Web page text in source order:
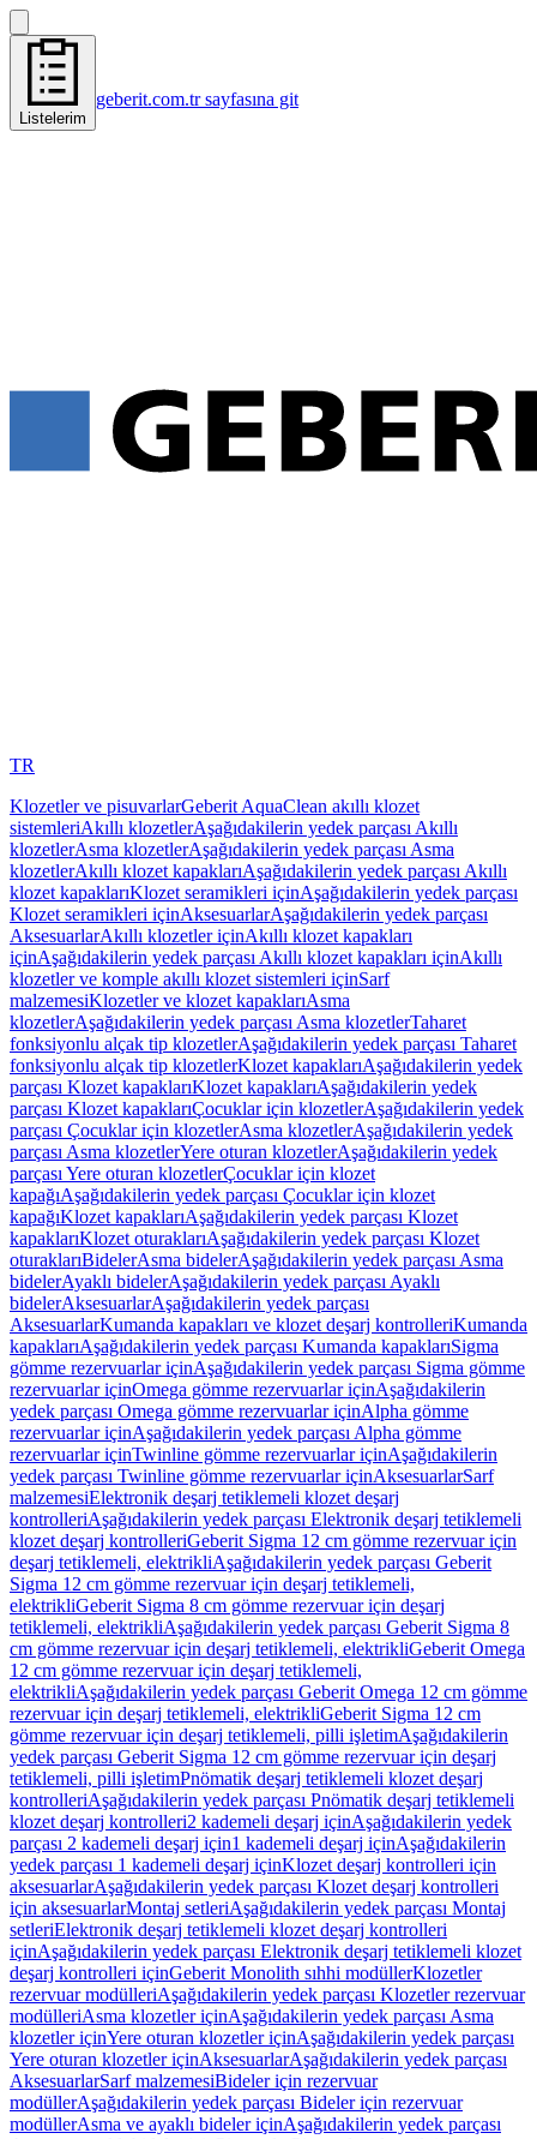
Listelerim
geberit.com.tr sayfasına git
TR
Klozetler ve pisuvarlarGeberit AquaClean akıllı klozet
sistemleriAkıllı klozetlerAşağıdakilerin yedek parçası Akıllı
klozetlerAsma klozetlerAşağıdakilerin yedek parçası Asma
klozetlerAkıllı klozet kapaklarıAşağıdakilerin yedek parçası Akıllı
klozet kapaklarıKlozet seramikleri içinAşağıdakilerin yedek parçası
Klozet seramikleri içinAksesuarlarAşağıdakilerin yedek parçası
AksesuarlarAkıllı klozetler içinAkıllı klozet kapakları
içinAşağıdakilerin yedek parçası Akıllı klozet kapakları içinAkıllı
klozetler ve komple akıllı klozet sistemleri içinSarf
malzemesiKlozetler ve klozet kapaklarıAsma
klozetlerAşağıdakilerin yedek parçası Asma klozetlerTaharet
fonksiyonlu alçak tip klozetlerAşağıdakilerin yedek parçası Taharet
fonksiyonlu alçak tip klozetlerKlozet kapaklarıAşağıdakilerin yedek
parçası Klozet kapaklarıKlozet kapaklarıAşağıdakilerin yedek
parçası Klozet kapaklarıÇocuklar için klozetlerAşağıdakilerin yedek
parçası Çocuklar için klozetlerAsma klozetlerAşağıdakilerin yedek
parçası Asma klozetlerYere oturan klozetlerAşağıdakilerin yedek
parçası Yere oturan klozetlerÇocuklar için klozet
kapağıAşağıdakilerin yedek parçası Çocuklar için klozet
kapağıKlozet kapaklarıAşağıdakilerin yedek parçası Klozet
kapaklarıKlozet oturaklarıAşağıdakilerin yedek parçası Klozet
oturaklarıBidelerAsma bidelerAşağıdakilerin yedek parçası Asma
bidelerAyaklı bidelerAşağıdakilerin yedek parçası Ayaklı
bidelerAksesuarlarAşağıdakilerin yedek parçası
AksesuarlarKumanda kapakları ve klozet deşarj kontrolleriKumanda
kapaklarıAşağıdakilerin yedek parçası Kumanda kapaklarıSigma
gömme rezervuarlar içinAşağıdakilerin yedek parçası Sigma gömme
rezervuarlar içinOmega gömme rezervuarlar içinAşağıdakilerin
yedek parçası Omega gömme rezervuarlar içinAlpha gömme
rezervuarlar içinAşağıdakilerin yedek parçası Alpha gömme
rezervuarlar içinTwinline gömme rezervuarlar içinAşağıdakilerin
yedek parçası Twinline gömme rezervuarlar içinAksesuarlarSarf
malzemesiElektronik deşarj tetiklemeli klozet deşarj
kontrolleriAşağıdakilerin yedek parçası Elektronik deşarj tetiklemeli
klozet deşarj kontrolleriGeberit Sigma 12 cm gömme rezervuar için
deşarj tetiklemeli, elektrikliAşağıdakilerin yedek parçası Geberit
Sigma 12 cm gömme rezervuar için deşarj tetiklemeli,
elektrikliGeberit Sigma 8 cm gömme rezervuar için deşarj
tetiklemeli, elektrikliAşağıdakilerin yedek parçası Geberit Sigma 8
cm gömme rezervuar için deşarj tetiklemeli, elektrikliGeberit Omega
12 cm gömme rezervuar için deşarj tetiklemeli,
elektrikliAşağıdakilerin yedek parçası Geberit Omega 12 cm gömme
rezervuar için deşarj tetiklemeli, elektrikliGeberit Sigma 12 cm
gömme rezervuar için deşarj tetiklemeli, pilli işletimAşağıdakilerin
yedek parçası Geberit Sigma 12 cm gömme rezervuar için deşarj
tetiklemeli, pilli işletimPnömatik deşarj tetiklemeli klozet deşarj
kontrolleriAşağıdakilerin yedek parçası Pnömatik deşarj tetiklemeli
klozet deşarj kontrolleri2 kademeli deşarj içinAşağıdakilerin yedek
parçası 2 kademeli deşarj için1 kademeli deşarj içinAşağıdakilerin
yedek parçası 1 kademeli deşarj içinKlozet deşarj kontrolleri için
aksesuarlarAşağıdakilerin yedek parçası Klozet deşarj kontrolleri
için aksesuarlarMontaj setleriAşağıdakilerin yedek parçası Montaj
setleriElektronik deşarj tetiklemeli klozet deşarj kontrolleri
içinAşağıdakilerin yedek parçası Elektronik deşarj tetiklemeli klozet
deşarj kontrolleri içinGeberit Monolith sıhhi modüllerKlozetler
rezervuar modülleriAşağıdakilerin yedek parçası Klozetler rezervuar
modülleriAsma klozetler içinAşağıdakilerin yedek parçası Asma
klozetler içinYere oturan klozetler içinAşağıdakilerin yedek parçası
Yere oturan klozetler içinAksesuarlarAşağıdakilerin yedek parçası
AksesuarlarSarf malzemesiBideler için rezervuar
modüllerAşağıdakilerin yedek parçası Bideler için rezervuar
modüllerAsma ve ayaklı bideler içinAşağıdakilerin yedek parçası